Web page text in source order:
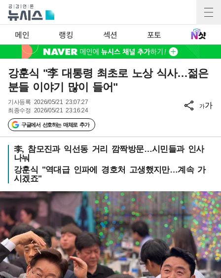
메인 랭킹 섹션 포토
강훈식 "李 대통령 최초로 노상 식사…젊은
분들 이야기 많이 들어"
기사등록 2026/05/21 23:07:27
최종수정 2026/05/21 23:16:24
구글에서 선호하는 매체로 추가
가가
李, 참모진과 익선동 거리 깜짝방문…시민들과 인사
나눠
강훈식 "역대급 인파에 경호처 고생했지만…계속 가
시겠죠"